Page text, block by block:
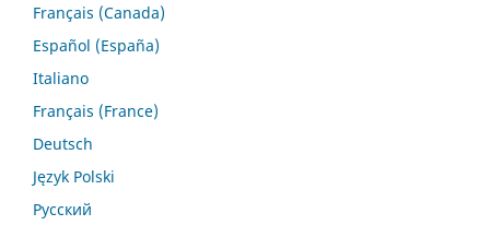
Français (Canada)
Español (España)
Italiano
Français (France)
Deutsch
Język Polski
Русский